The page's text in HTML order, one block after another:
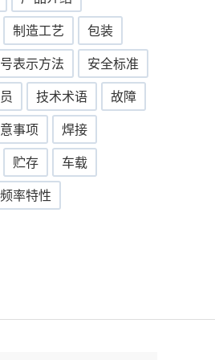
制造工艺
包装
表示方法
安全标准
技术术语
故障
事项
焊接
贮存
车载
频率特性